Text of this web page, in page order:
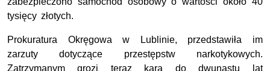
tysięcy złotych.
Prokuratura Okręgowa w Lublinie, przedstawiła im
zarzuty dotyczące przestępstw narkotykowych.
Zatrzymanym grozi teraz kara do dwunastu lat